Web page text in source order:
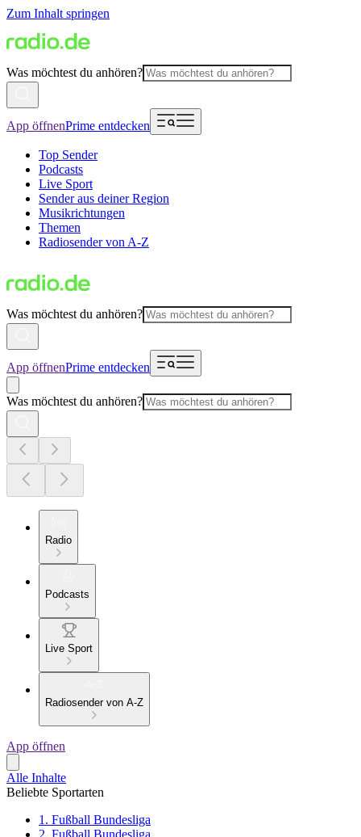
Zum Inhalt springen
Was möchtest du anhören?
App öffnenPrime entdecken
Top Sender
Podcasts
Live Sport
Sender aus deiner Region
Musikrichtungen
Themen
Radiosender von A-Z
Was möchtest du anhören?
App öffnenPrime entdecken
Was möchtest du anhören?
Radio
Podcasts
Live Sport
Radiosender von A-Z
App öffnen
Alle Inhalte
Beliebte Sportarten
1. Fußball Bundesliga
2. Fußball Bundesliga